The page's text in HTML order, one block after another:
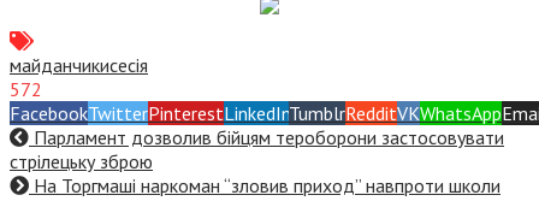
майданчикисесія
572
FacebookTwitterPinterestLinkedInTumblrRedditVKWhatsApp
Парламент дозволив бійцям тероборони застосовувати
стрілецьку зброю
На Торгмаші наркоман “зловив приход” навпроти школи